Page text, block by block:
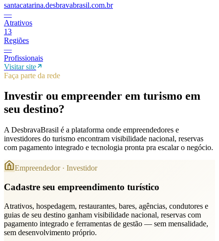
santacatarina.desbravabrasil.com.br
—
Atrativos
13
Regiões
—
Profissionais
Visitar site
Faça parte da rede
Investir ou empreender em turismo em
seu destino?
A DesbravaBrasil é a plataforma onde empreendedores e
investidores do turismo encontram visibilidade nacional, reservas
com pagamento integrado e tecnologia pronta pra escalar o negócio.
Empreendedor · Investidor
Cadastre seu empreendimento turístico
Atrativos, hospedagem, restaurantes, bares, agências, condutores e
guias de seu destino ganham visibilidade nacional, reservas com
pagamento integrado e ferramentas de gestão — sem mensalidade,
sem desenvolvimento próprio.